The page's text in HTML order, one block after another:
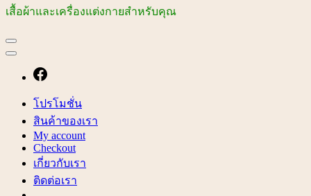
เสื้อผ้าและเครื่องแต่งกายสำหรับคุณ
โปรโมชั่น
สินค้าของเรา
My account
Checkout
เกี่ยวกับเรา
ติดต่อเรา